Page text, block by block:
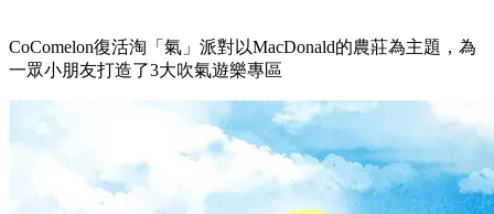
CoComelon復活淘「氣」派對以MacDonald的農莊為主題，為
一眾小朋友打造了3大吹氣遊樂專區